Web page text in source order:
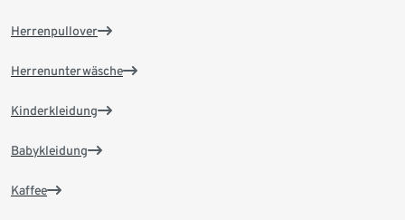
Herrenpullover
Herrenunterwäsche
Kinderkleidung
Babykleidung
Kaffee